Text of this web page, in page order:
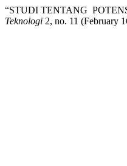
“STUDI TENTANG
Teknologi 2, no. 11 (February